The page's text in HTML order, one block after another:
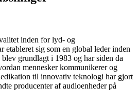
inden for lyd- og
etableret sig som en global leder inden
grundlagt i 1983 og har siden da
mennesker kommunikerer og
til innovativ teknologi har gjort
producenter af audioenheder på